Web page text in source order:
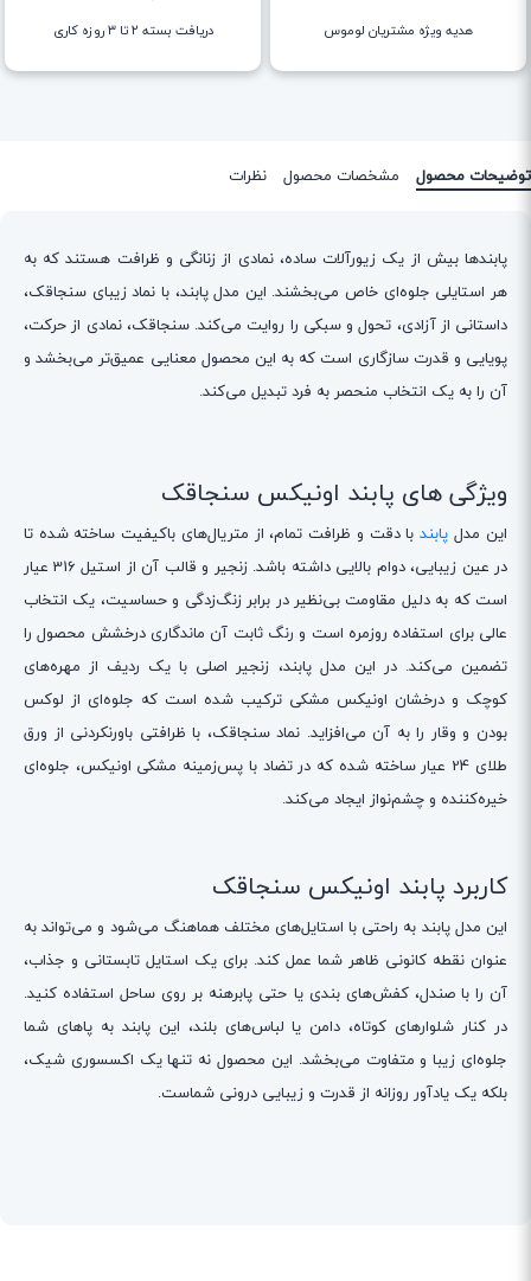
هدیه ویژه مشتریان لوموس دریافت بسته ۲ تا ۳ روزه کاری
توضیحات محصول مشخصات محصول نظرات
پابندها بیش از یک زیورآلات ساده، نمادی از زنانگی و ظرافت هستند که به
هر استایلی جلوه‌ای خاص می‌بخشند. این مدل پابند، با نماد زیبای سنجاقک،
داستانی از آزادی، تحول و سبکی را روایت می‌کند. سنجاقک، نمادی از حرکت،
پویایی و قدرت سازگاری است که به این محصول معنایی عمیق‌تر می‌بخشد و
آن را به یک انتخاب منحصر به فرد تبدیل می‌کند.
ویژگی های پابند اونیکس سنجاقک
این مدل پابند با دقت و ظرافت تمام، از متریال‌های باکیفیت ساخته شده تا
در عین زیبایی، دوام بالایی داشته باشد. زنجیر و قالب آن از استیل 316 عیار
است که به دلیل مقاومت بی‌نظیر در برابر زنگ‌زدگی و حساسیت، یک انتخاب
عالی برای استفاده روزمره است و رنگ ثابت آن ماندگاری درخشش محصول را
تضمین می‌کند. در این مدل پابند، زنجیر اصلی با یک ردیف از مهره‌های
کوچک و درخشان اونیکس مشکی ترکیب شده است که جلوه‌ای از لوکس
بودن و وقار را به آن می‌افزاید. نماد سنجاقک، با ظرافتی باورنکردنی از ورق
طلای 24 عیار ساخته شده که در تضاد با پس‌زمینه مشکی اونیکس، جلوه‌ای
خیره‌کننده و چشم‌نواز ایجاد می‌کند.
کاربرد پابند اونیکس سنجاقک
این مدل پابند به راحتی با استایل‌های مختلف هماهنگ می‌شود و می‌تواند به
عنوان نقطه کانونی ظاهر شما عمل کند. برای یک استایل تابستانی و جذاب،
آن را با صندل، کفش‌های بندی یا حتی پابرهنه بر روی ساحل استفاده کنید.
در کنار شلوارهای کوتاه، دامن یا لباس‌های بلند، این پابند به پاهای شما
جلوه‌ای زیبا و متفاوت می‌بخشد. این محصول نه تنها یک اکسسوری شیک،
بلکه یک یادآور روزانه از قدرت و زیبایی درونی شماست.